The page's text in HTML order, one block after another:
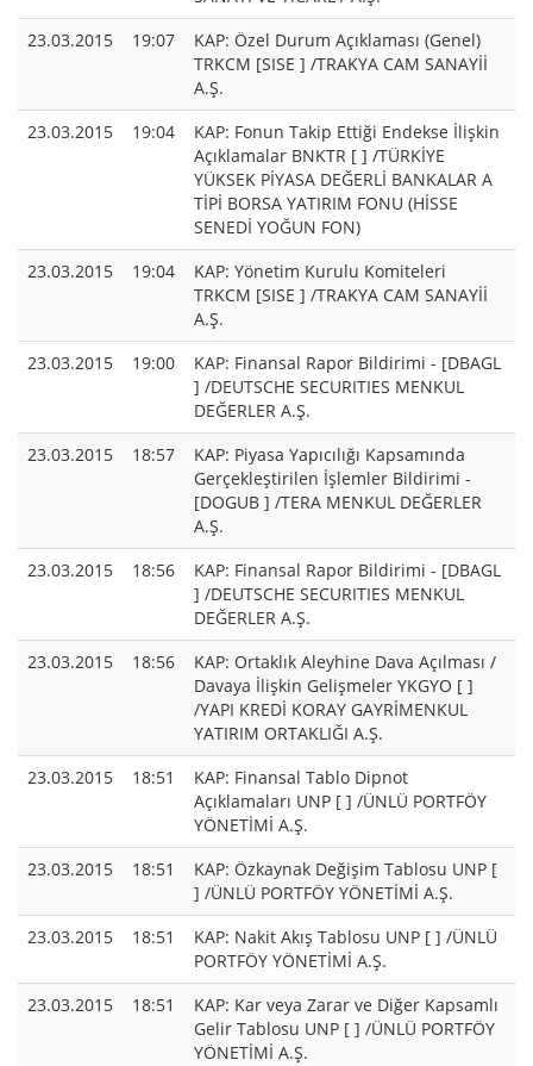
23.03.2015
19:07
KAP: Özel Durum Açıklaması (Genel)
TRKCM [SISE ] /TRAKYA CAM SANAYİİ
A.Ş.
23.03.2015
19:04
KAP: Fonun Takip Ettiği Endekse İlişkin
Açıklamalar BNKTR [ ] /TÜRKİYE
YÜKSEK PİYASA DEĞERLİ BANKALAR A
TİPİ BORSA YATIRIM FONU (HİSSE
SENEDİ YOĞUN FON)
23.03.2015
19:04
KAP: Yönetim Kurulu Komiteleri
TRKCM [SISE ] /TRAKYA CAM SANAYİİ
A.Ş.
23.03.2015
19:00
KAP: Finansal Rapor Bildirimi - [DBAGL
] /DEUTSCHE SECURITIES MENKUL
DEĞERLER A.Ş.
23.03.2015
18:57
KAP: Piyasa Yapıcılığı Kapsamında
Gerçekleştirilen İşlemler Bildirimi -
[DOGUB ] /TERA MENKUL DEĞERLER
A.Ş.
23.03.2015
18:56
KAP: Finansal Rapor Bildirimi - [DBAGL
] /DEUTSCHE SECURITIES MENKUL
DEĞERLER A.Ş.
23.03.2015
18:56
KAP: Ortaklık Aleyhine Dava Açılması /
Davaya İlişkin Gelişmeler YKGYO [ ]
/YAPI KREDİ KORAY GAYRİMENKUL
YATIRIM ORTAKLIĞI A.Ş.
23.03.2015
18:51
KAP: Finansal Tablo Dipnot
Açıklamaları UNP [ ] /ÜNLÜ PORTFÖY
YÖNETİMİ A.Ş.
23.03.2015
18:51
KAP: Özkaynak Değişim Tablosu UNP [
] /ÜNLÜ PORTFÖY YÖNETİMİ A.Ş.
23.03.2015
18:51
KAP: Nakit Akış Tablosu UNP [ ] /ÜNLÜ
PORTFÖY YÖNETİMİ A.Ş.
23.03.2015
18:51
KAP: Kar veya Zarar ve Diğer Kapsamlı
Gelir Tablosu UNP [ ] /ÜNLÜ PORTFÖY
YÖNETİMİ A.Ş.